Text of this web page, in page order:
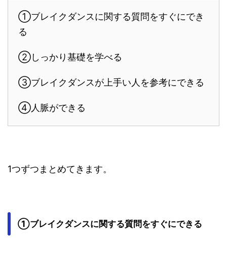
①ブレイクダンスに関する質問をすぐにでき
る
②しっかり基礎を学べる
③ブレイクダンスが上手い人を参考にできる
④人脈ができる
1つずつまとめてきます。
①ブレイクダンスに関する質問をすぐにできる